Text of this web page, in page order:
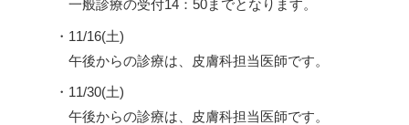
一般診療の受付14：50までとなります。
・11/16(土)
午後からの診療は、皮膚科担当医師です。
・11/30(土)
午後からの診療は、皮膚科担当医師です。